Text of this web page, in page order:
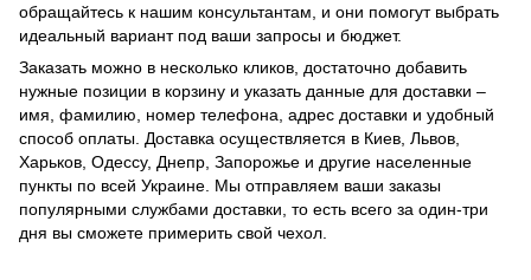
обращайтесь к нашим консультантам, и они помогут выбрать
идеальный вариант под ваши запросы и бюджет.
Заказать можно в несколько кликов, достаточно добавить
нужные позиции в корзину и указать данные для доставки –
имя, фамилию, номер телефона, адрес доставки и удобный
способ оплаты. Доставка осуществляется в Киев, Львов,
Харьков, Одессу, Днепр, Запорожье и другие населенные
пункты по всей Украине. Мы отправляем ваши заказы
популярными службами доставки, то есть всего за один-три
дня вы сможете примерить свой чехол.